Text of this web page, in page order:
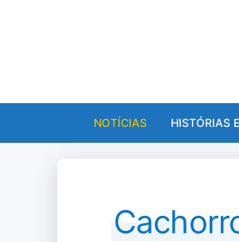
NOTÍCIAS HISTÓRIAS